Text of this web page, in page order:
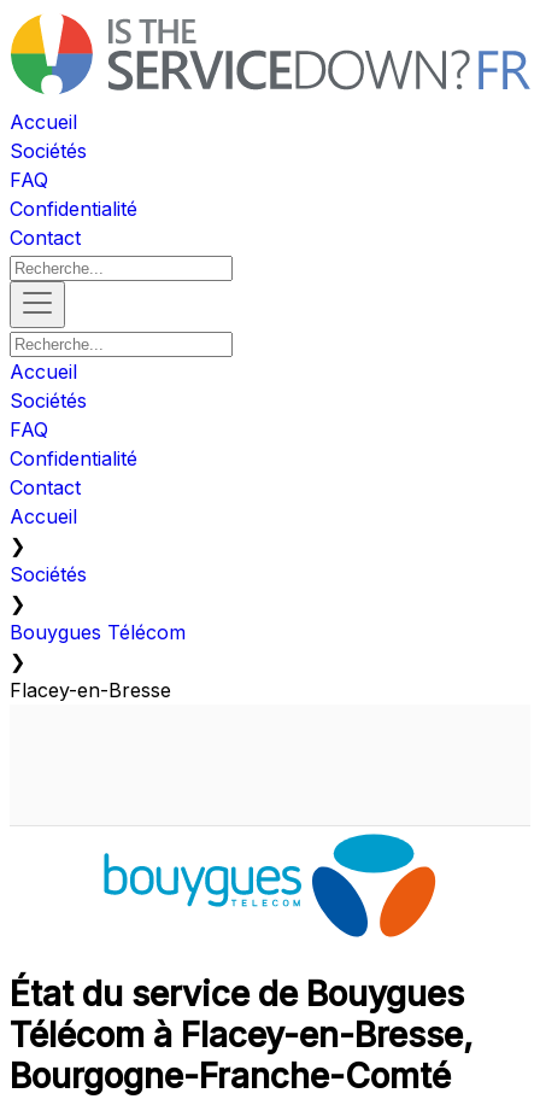
Accueil
Sociétés
FAQ
Confidentialité
Contact
Accueil
Sociétés
FAQ
Confidentialité
Contact
Accueil
❯
Sociétés
❯
Bouygues Télécom
❯
Flacey-en-Bresse
État du service de Bouygues
Télécom à Flacey-en-Bresse,
Bourgogne-Franche-Comté